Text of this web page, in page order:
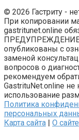
© 2026 Гастриту -
При копировании
gastritunet.online
ПРЕДУПРЕЖДЕНИЕ:
опубликованы с
заменой
вопросов о
рекомендуем
GastrituNet.online не
использование
Политика
персональных
Карта сайта | О сайте